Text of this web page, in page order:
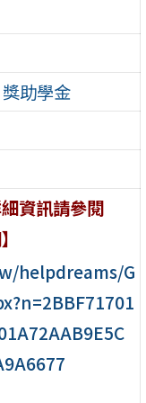
獎助學金
資訊請參閱
helpdreams/G